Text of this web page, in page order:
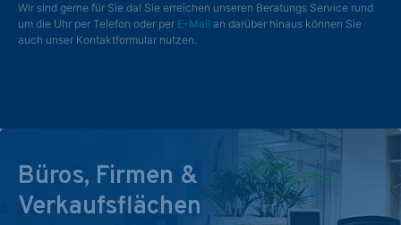
Wir sind gerne für Sie da! Sie erreichen unseren Beratungs Service rund
um die Uhr per Telefon oder per E-Mail an darüber hinaus können Sie
auch unser Kontaktformular nutzen.
Büros, Firmen &
Verkaufsflächen